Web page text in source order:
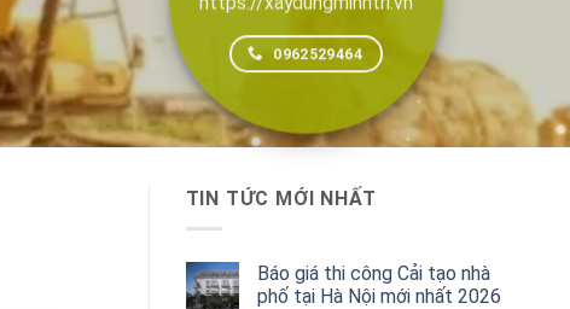
0962529464
TIN TỨC MỚI NHẤT
Báo giá thi công Cải tạo nhà
phố tại Hà Nội mới nhất 2026